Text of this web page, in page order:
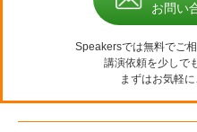
お問い
Speakersでは無料でご
講演依頼を少しで
まずはお気軽に